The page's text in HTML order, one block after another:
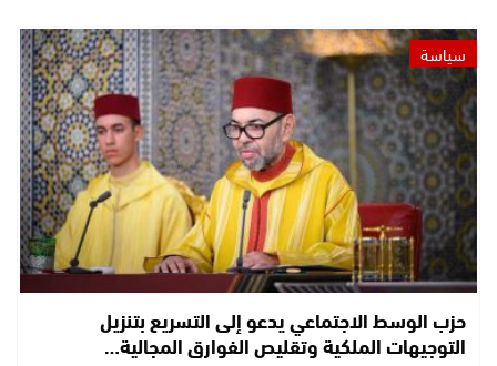
سياسة
حزب الوسط الاجتماعي يدعو إلى التسريع بتنزيل
التوجيهات الملكية وتقليص الفوارق المجالية…